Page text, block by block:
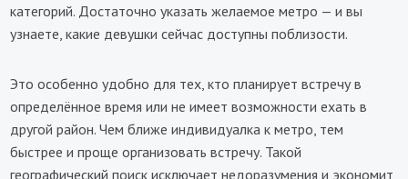
категорий. Достаточно указать желаемое метро — и вы
узнаете, какие девушки сейчас доступны поблизости.
Это особенно удобно для тех, кто планирует встречу в
определённое время или не имеет возможности ехать в
другой район. Чем ближе индивидуалка к метро, тем
быстрее и проще организовать встречу. Такой
географический поиск исключает недоразумения и экономит